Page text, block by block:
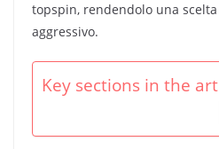
topspin, rendendolo una
aggressivo.
Key sections in the